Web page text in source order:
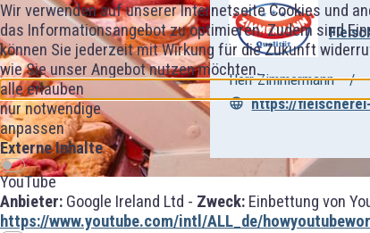
Wir verwenden auf unserer Internetseite Cookies und
das Informationsangebot zu optimieren. Zudem sind
können Sie jederzeit mit Wirkung für die Zukunft
wie Sie unser Angebot nutzen möchten.
alle erlauben
nur notwendige
anpassen
Externe Inhalte
YouTube
Anbieter: Google Ireland Ltd - Zweck: Einbettung von
https://www.youtube.com/intl/ALL_de/
Herr Zimmermann
https://